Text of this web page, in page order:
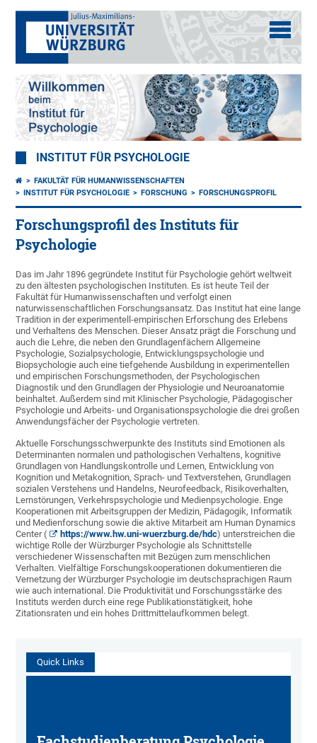
INSTITUT FÜR PSYCHOLOGIE
FAKULTÄT FÜR HUMANWISSENSCHAFTEN
INSTITUT FÜR PSYCHOLOGIE
FORSCHUNG FORSCHUNGSPROFIL
Forschungsprofil des Instituts für
Psychologie
Das im Jahr 1896 gegründete Institut für Psychologie gehört weltweit
zu den ältesten psychologischen Instituten. Es ist heute Teil der
Fakultät für Humanwissenschaften und verfolgt einen
naturwissenschaftlichen Forschungsansatz. Das Institut hat eine lange
Tradition in der experimentell-empirischen Erforschung des Erlebens
und Verhaltens des Menschen. Dieser Ansatz prägt die Forschung und
auch die Lehre, die neben den Grundlagenfächern Allgemeine
Psychologie, Sozialpsychologie, Entwicklungspsychologie und
Biopsychologie auch eine tiefgehende Ausbildung in experimentellen
und empirischen Forschungsmethoden, der Psychologischen
Diagnostik und den Grundlagen der Physiologie und Neuroanatomie
beinhaltet. Außerdem sind mit Klinischer Psychologie, Pädagogischer
Psychologie und Arbeits- und Organisationspsychologie die drei großen
Anwendungsfächer der Psychologie vertreten.
Aktuelle Forschungsschwerpunkte des Instituts sind Emotionen als
Determinanten normalen und pathologischen Verhaltens, kognitive
Grundlagen von Handlungskontrolle und Lernen, Entwicklung von
Kognition und Metakognition, Sprach- und Textverstehen, Grundlagen
sozialen Verstehens und Handelns, Neurofeedback, Risikoverhalten,
Lernstörungen, Verkehrspsychologie und Medienpsychologie. Enge
Kooperationen mit Arbeitsgruppen der Medizin, Pädagogik, Informatik
und Medienforschung sowie die aktive Mitarbeit am Human Dynamics
Center (
https://www.hw.uni-wuerzburg.de/hdc) unterstreichen die
wichtige Rolle der Würzburger Psychologie als Schnittstelle
verschiedener Wissenschaften mit Bezügen zum menschlichen
Verhalten. Vielfältige Forschungskooperationen dokumentieren die
Vernetzung der Würzburger Psychologie im deutschsprachigen Raum
wie auch international. Die Produktivität und Forschungsstärke des
Instituts werden durch eine rege Publikationstätigkeit, hohe
Zitationsraten und ein hohes Drittmittelaufkommen belegt.
Quick Links